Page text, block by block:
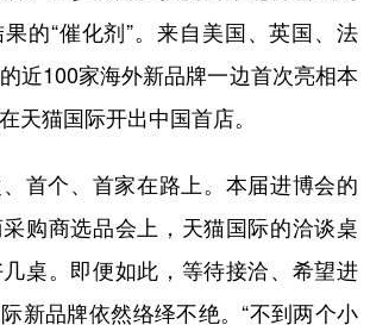
安徽 福建 江西
河南 湖北 湖南
广西 海南
贵州 云南 西藏
甘肃 青海 宁夏
内蒙古 黑龙江
的“催化剂”。来自美国、英国、法
近100家海外新品牌一边首次亮相本
天猫国际开出中国首店。
个、首家在路上。本届进博会的
购商选品会上，天猫国际的洽谈桌
桌。即便如此，等待接洽、希望进
新品牌依然络绎不绝。“不到两个小